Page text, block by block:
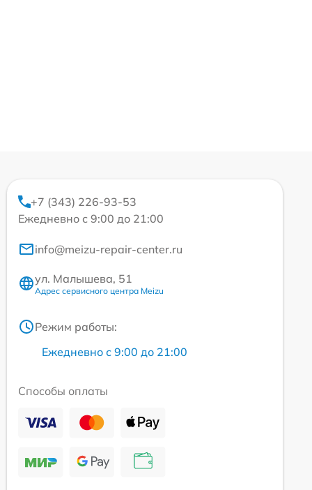
+7 (343) 226-93-53
Ежедневно с 9:00 до 21:00
info@meizu-repair-center.ru
ул. Малышева, 51
Адрес сервисного центра Meizu
Режим работы:
Ежедневно с 9:00 до 21:00
Способы оплаты